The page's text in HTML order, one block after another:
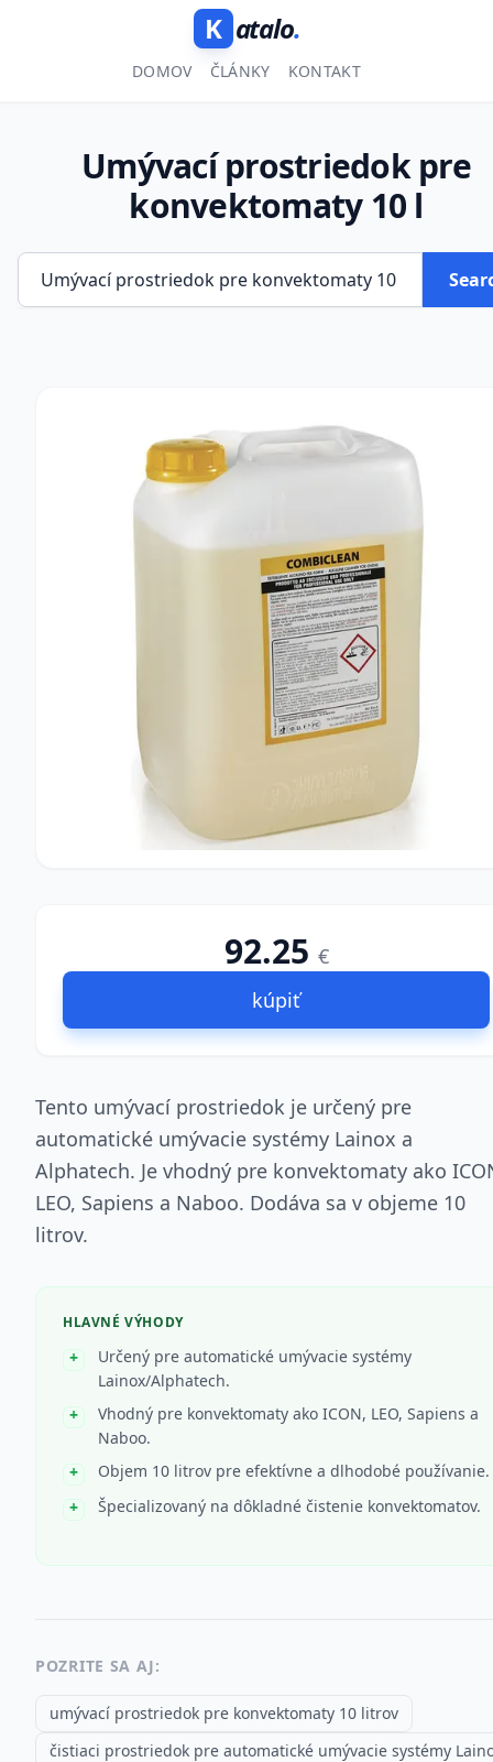
K atalo.
DOMOV ČLÁNKY KONTAKT
Umývací prostriedok pre
konvektomaty 10 l
92.25 €
kúpiť
Tento umývací prostriedok je určený pre
automatické umývacie systémy Lainox a
Alphatech. Je vhodný pre konvektomaty ako
LEO, Sapiens a Naboo. Dodáva sa v objeme 10
litrov.
HLAVNÉ VÝHODY
Určený pre automatické umývacie systémy
Lainox/Alphatech.
Vhodný pre konvektomaty ako ICON, LEO, Sapiens a
Naboo.
Objem 10 litrov pre efektívne a dlhodobé používanie.
Špecializovaný na dôkladné čistenie konvektomatov.
POZRITE SA AJ:
umývací prostriedok pre konvektomaty 10 litrov
čistiaci prostriedok pre automatické umývacie systémy